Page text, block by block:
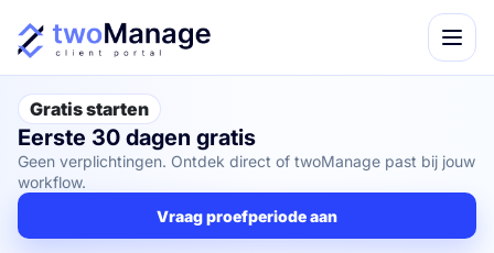
Gratis starten
Eerste 30 dagen gratis
Geen verplichtingen. Ontdek direct of twoManage past bij jouw
workflow.
Vraag proefperiode aan